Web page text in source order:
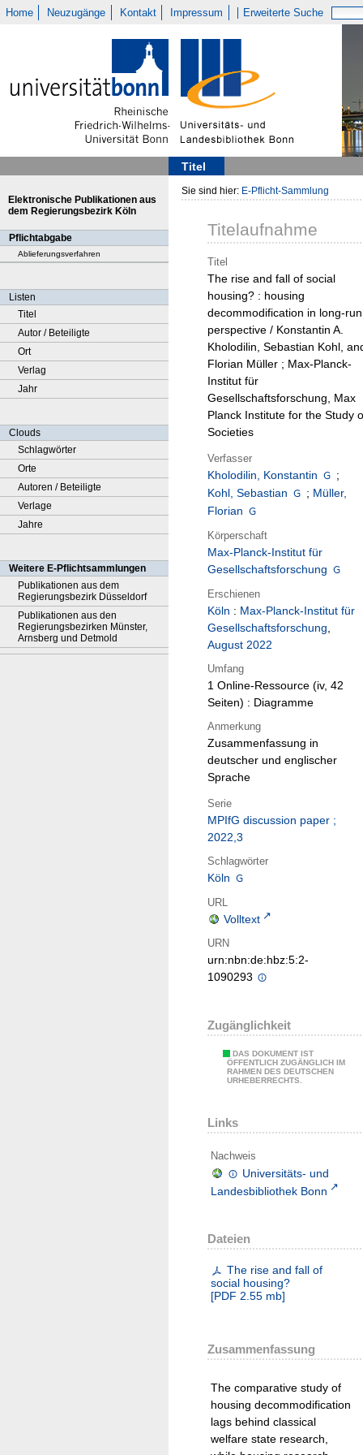
Home Neuzugänge Kontakt Impressum Erweiterte Suche
Titel
Elektronische Publikationen aus
dem Regierungsbezirk Köln
Pflichtabgabe
Ablieferungsverfahren
Listen
Titel
Autor / Beteiligte
Ort
Verlag
Jahr
Clouds
Schlagwörter
Orte
Autoren / Beteiligte
Verlage
Jahre
Weitere E-Pflichtsammlungen
Publikationen aus dem
Regierungsbezirk Düsseldorf
Publikationen aus den
Regierungsbezirken Münster,
Arnsberg und Detmold
Sie sind hier: E-Pflicht-Sammlung
Titelaufnahme
Titel
The rise and fall of social
housing? : housing
decommodification in long-run
perspective / Konstantin A.
Kholodilin, Sebastian Kohl,
Florian Müller ; Max-Planck-
Institut für
Gesellschaftsforschung, Max
Planck Institute for the Study
Societies
Verfasser
Kholodilin, Konstantin
;
Kohl, Sebastian
; Müller,
Florian
Körperschaft
Max-Planck-Institut für
Gesellschaftsforschung
Erschienen
Köln : Max-Planck-Institut für
Gesellschaftsforschung,
August 2022
Umfang
1 Online-Ressource (iv, 42
Seiten) : Diagramme
Anmerkung
Zusammenfassung in
deutscher und englischer
Sprache
Serie
MPIfG discussion paper ;
2022,3
Schlagwörter
Köln
URL
Volltext
URN
urn:nbn:de:hbz:5:2-
1090293
Zugänglichkeit
DAS DOKUMENT IST
ÖFFENTLICH ZUGÄNGLICH IM
RAHMEN DES DEUTSCHEN
URHEBERRECHTS.
Links
Nachweis
Universitäts- und
Landesbibliothek Bonn
Dateien
The rise and fall of
social housing?
[PDF 2.55 mb]
Zusammenfassung
The comparative study of
housing decommodification
lags behind classical
welfare state research,